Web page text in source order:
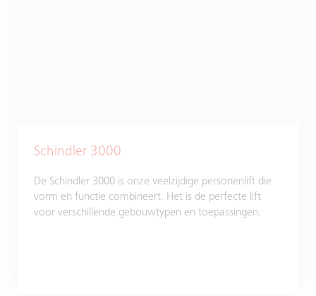
Schindler 3000
De Schindler 3000 is onze veelzijdige personenlift die
vorm en functie combineert. Het is de perfecte lift
voor verschillende gebouwtypen en toepassingen.